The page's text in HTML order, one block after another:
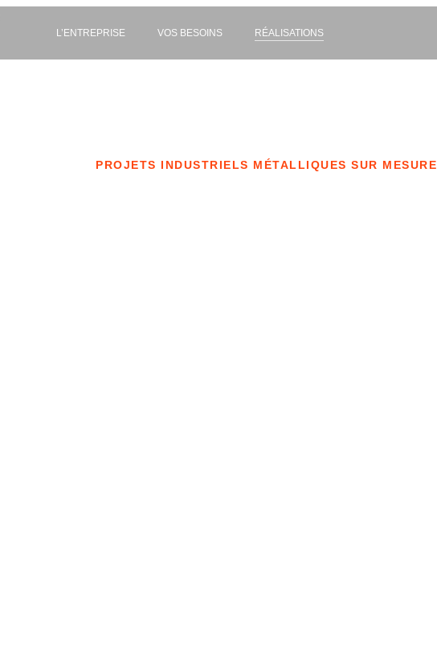
L’ENTREPRISE VOS BESOINS RÉALISATIONS
PROJETS INDUSTRIELS MÉTALLIQUES SUR MESURE